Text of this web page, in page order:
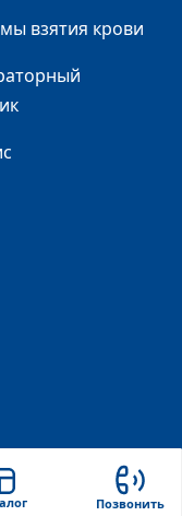
взятия крови
Позвонить